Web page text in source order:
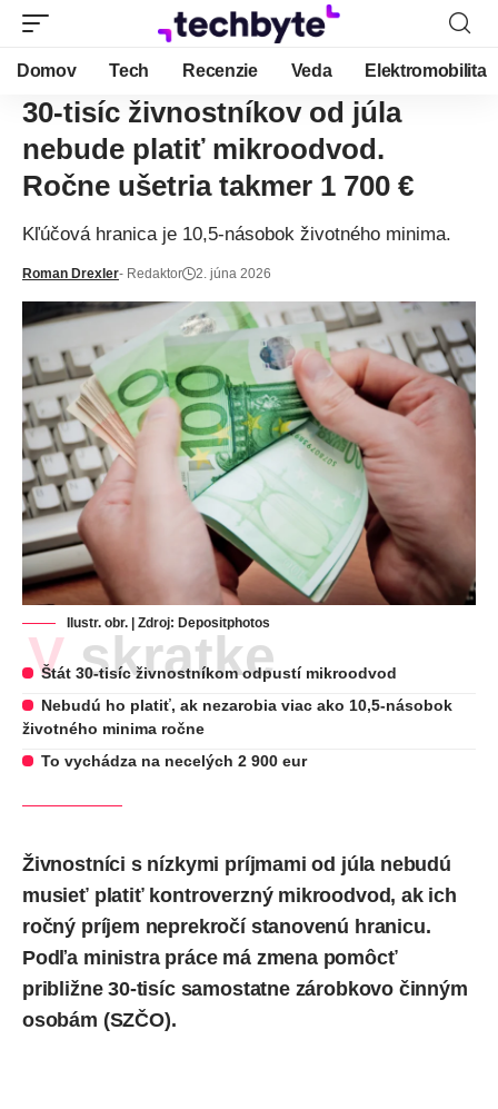
Domov Tech Recenzie Veda Elektromobilita
30-tisíc živnostníkov od júla
nebude platiť mikroodvod.
Ročne ušetria takmer 1 700 €
Kľúčová hranica je 10,5-násobok životného minima.
Roman Drexler- Redaktor 2. júna 2026
Ilustr. obr. | Zdroj: Depositphotos
V skratke
Štát 30-tisíc živnostníkom odpustí mikroodvod
Nebudú ho platiť, ak nezarobia viac ako 10,5-násobok
životného minima ročne
To vychádza na necelých 2 900 eur
Živnostníci s nízkymi príjmami od júla nebudú
musieť platiť kontroverzný mikroodvod, ak ich
ročný príjem neprekročí stanovenú hranicu.
Podľa ministra práce má zmena pomôcť
približne 30-tisíc samostatne zárobkovo činným
osobám (SZČO).